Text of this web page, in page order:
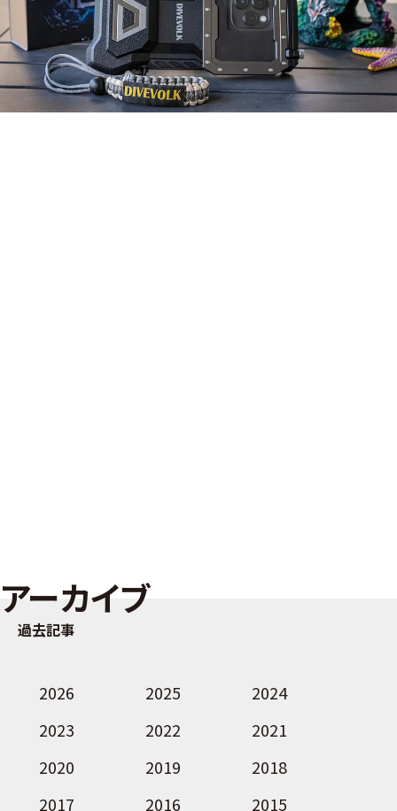
アーカイブ
過去記事
2026 2025
2024
2023
2022
2021
2020
2019
2018
2017
2016
2015